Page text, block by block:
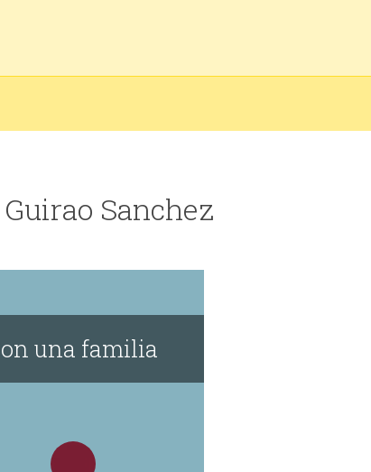
Sanchez
una familia